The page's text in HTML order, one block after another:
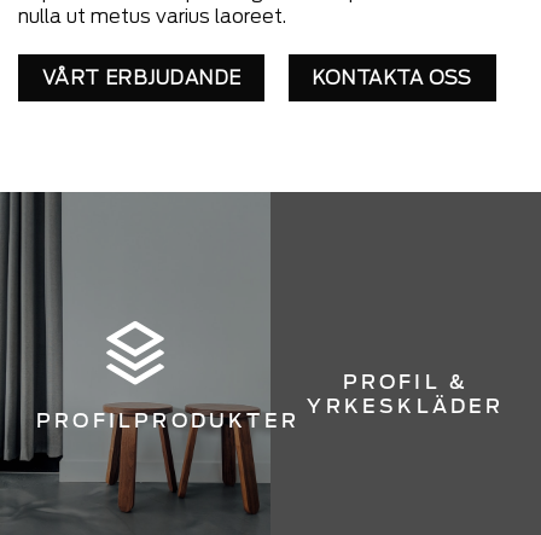
nulla ut metus varius laoreet.
VÅRT ERBJUDANDE KONTAKTA OSS
PROFILPRODUKTER
PROFIL &
YRKESKLÄDER